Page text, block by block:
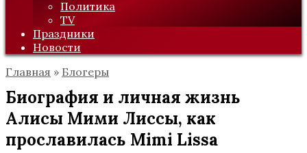
Политика
TV
Праздники
Новости
Главная » Блогеры
Биография и личная жизнь
Алисы Мими Лиссы, как
прославилась Mimi Lissa